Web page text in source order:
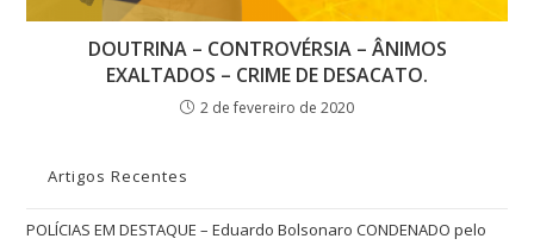
DOUTRINA – CONTROVÉRSIA – ÂNIMOS
EXALTADOS – CRIME DE DESACATO.
2 de fevereiro de 2020
Artigos Recentes
POLÍCIAS EM DESTAQUE – Eduardo Bolsonaro CONDENADO pelo